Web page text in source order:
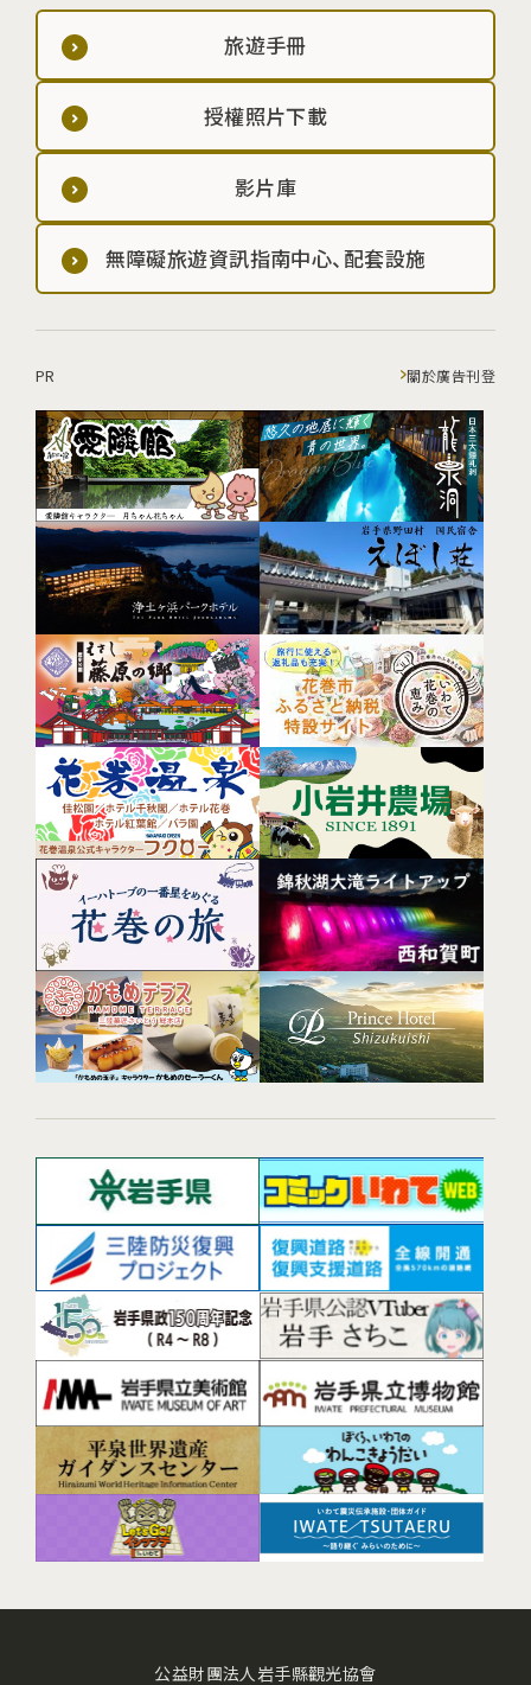
旅遊手冊
授權照片下載
影片庫
無障礙旅遊資訊指南中心、配套設施
PR 關於廣告刊登
公益財團法人岩手縣觀光協會